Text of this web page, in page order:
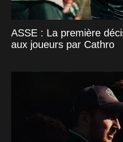
ASSE : La première
aux joueurs par Cathro